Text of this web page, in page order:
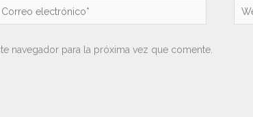
navegador para la próxima vez que comente.